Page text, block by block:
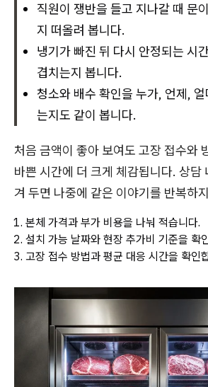
직원이 쟁반을 들고 지나갈 때 문
지 떠올려 봅니다.
냉기가 빠진 뒤 다시 안정되는 시
겹치는지 봅니다.
청소와 배수 확인을 누가, 언제,
는지도 같이 봅니다.
처음 금액이 좋아 보여도 고장 접수와
바쁜 시간에 더 크게 체감됩니다. 상담
겨 두면 나중에 같은 이야기를 반복하
본체 가격과 부가 비용을 나눠 적습니다.
설치 가능 날짜와 현장 추가비 기준을 확
고장 접수 방법과 평균 대응 시간을 확인